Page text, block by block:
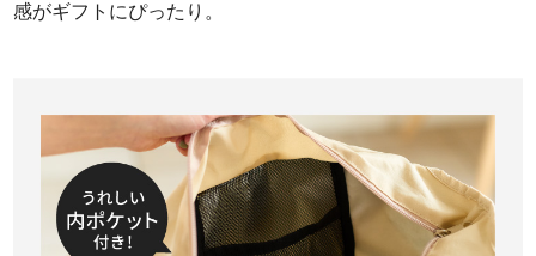
感がギフトにぴったり。